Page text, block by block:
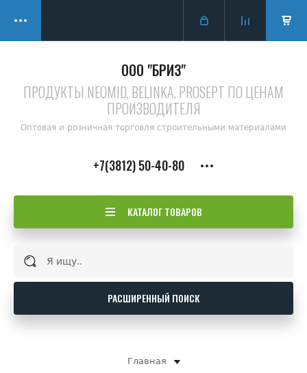
ООО "БРИЗ"
ПРОДУКТЫ NEOMID, BELINKA, PROSEPT ПО ЦЕНАМ
ПРОИЗВОДИТЕЛЯ
Оптовая и розничная торговля строительными материалами
+7(3812) 50-40-80
КАТАЛОГ ТОВАРОВ
РАСШИРЕННЫЙ ПОИСК
Главная